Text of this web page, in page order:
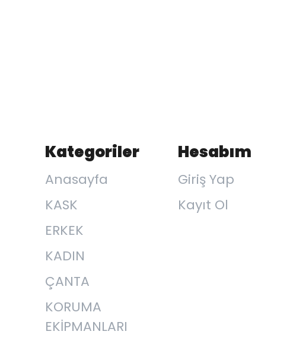
Kategoriler
Anasayfa
KASK
ERKEK
KADIN
ÇANTA
KORUMA
EKİPMANLARI
Hesabım
Giriş Yap
Kayıt Ol